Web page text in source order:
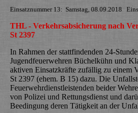
Einsatznummer 13: Samstag, 08.09.2018
THL - Verkehrsabsicherung nach
St 2397
In Rahmen der stattfindenden 24-
Jugendfeuerwehren Büchelkühn und
aktiven Einsatzkräfte zufällig zu einem
St 2397 (ehem. B 15) dazu. Die
Feuerwehrdienstleistenden beider
von Polizei und Rettungsdienst und
Beedingung deren Tätigkeit an der